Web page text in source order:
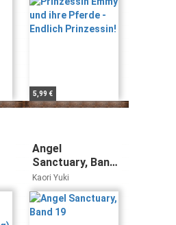
5,99 €
Angel
Sanctuary, Band
19
Kaori Yuki